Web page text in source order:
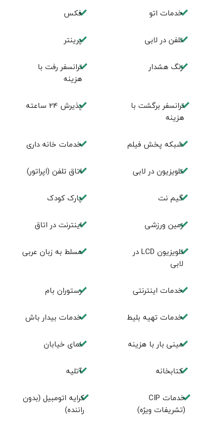
خدمات اتو فكس
تلفن در لابی پرینتر
زنگ هشدار
ترانسفر رفت با
هزینه
ترانسفر برگشت با
هزینه
پذیرش 24 ساعته
شبکه پخش فیلم خدمات خانه داری
تلویزیون در لابی اتاق تلفن (اپراتور)
گیم نت پارک کودک
زمین ورزشی اينترنت در اتاق
تلويزيون LCD در
لابی
مسلط به زبان عربی
خدمات اینترنتی رستوران بام
خدمات تهيه بليط خدمات بیدار باش
مینی بار با هزینه نمای خیابان
كتابخانه آتلیه
خدمات CIP
(تشریفات ویژه)
کرایه اتومبیل (بدون
راننده)